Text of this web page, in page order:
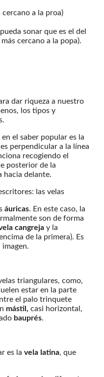
cercano a la proa)
sonar que es el del
cercano a la popa).
dar riqueza a nuestro
los tipos y
el saber popular es la
perpendicular a la línea
recogiendo el
posterior de la
hacia delante.
áuricas. En este caso, la
son de forma
cangreja y la
de la primera). Es
triangulares, como,
estar en la parte
el palo trinquete
mástil, casi horizontal,
bauprés.
es la vela latina, que